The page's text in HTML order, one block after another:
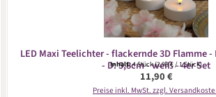
LED Maxi Teelichter - flackernde 3D Flamme
- D: 5,8cm - weiß - 4er Set
Inhalt:4 Stück(2,98 € / 1 Stück)
Regulärer Preis:
11,90 €
Preise inkl. MwSt. zzgl.